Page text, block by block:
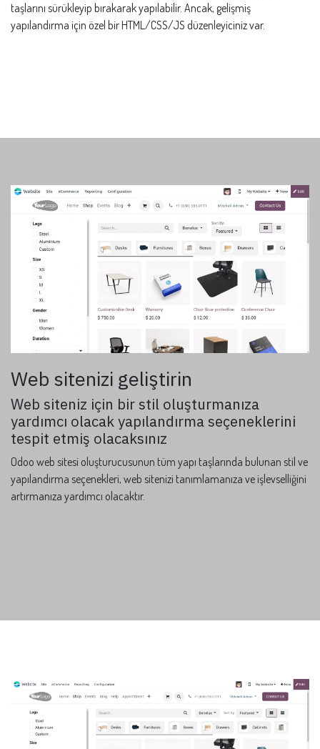
taşlarını sürükleyip bırakarak yapılabilir. Ancak, gelişmiş
yapılandırma için özel bir HTML/CSS/JS düzenleyiciniz var.
Web sitenizi geliştirin
Web siteniz için bir stil oluşturmanıza
yardımcı olacak yapılandırma seçeneklerini
tespit etmiş olacaksınız
Odoo web sitesi oluşturucusunun tüm yapı taşlarında bulunan stil ve
yapılandırma seçenekleri, web sitenizi tanımlamanıza ve işlevselliğini
artırmanıza yardımcı olacaktır.